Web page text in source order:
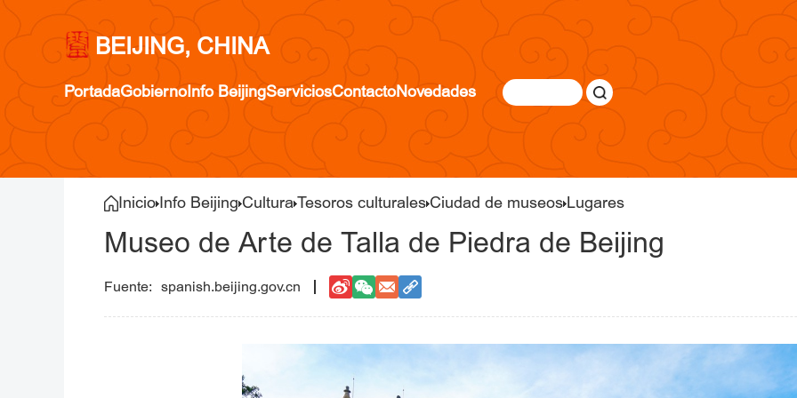
BEIJING, CHINA
PortadaGobiernoInfo BeijingServiciosContactoNovedades
Inicio Info Beijing Cultura Tesoros culturales Ciudad de museos Lugares
Museo de Arte de Talla de Piedra de Beijing
spanish.beijing.gov.cn